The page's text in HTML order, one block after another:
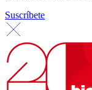
Suscríbete